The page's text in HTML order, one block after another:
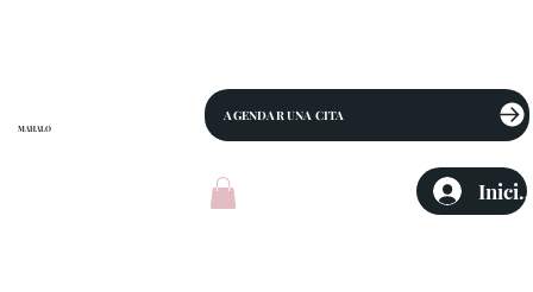
MAHALO
AGENDAR UNA CITA